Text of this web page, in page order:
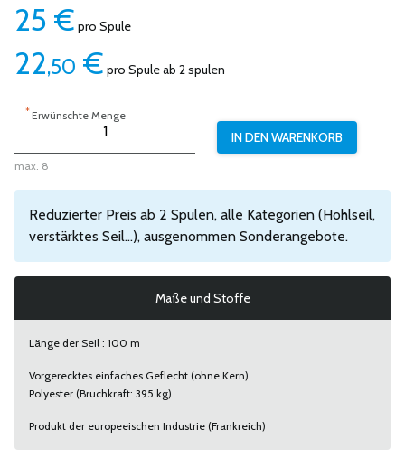
25 € pro Spule
22,50 € pro Spule ab 2 spulen
*Erwünschte Menge
max. 8
Reduzierter Preis ab 2 Spulen, alle Kategorien (Hohlseil,
verstärktes Seil...), ausgenommen Sonderangebote.
Maße und Stoffe
Länge der Seil : 100 m
Vorgerecktes einfaches Geflecht (ohne Kern)
Polyester (Bruchkraft: 395 kg)
Produkt der europeeischen Industrie (Frankreich)